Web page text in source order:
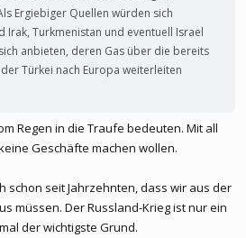
Ergiebiger Quellen würden sich
Irak, Turkmenistan und eventuell Israel
anbieten, deren Gas über die bereits
Türkei nach Europa weiterleiten
Regen in die Traufe bedeuten. Mit all
Geschäfte machen wollen.
schon seit Jahrzehnten, dass wir aus der
müssen. Der Russland-Krieg ist nur ein
der wichtigste Grund.